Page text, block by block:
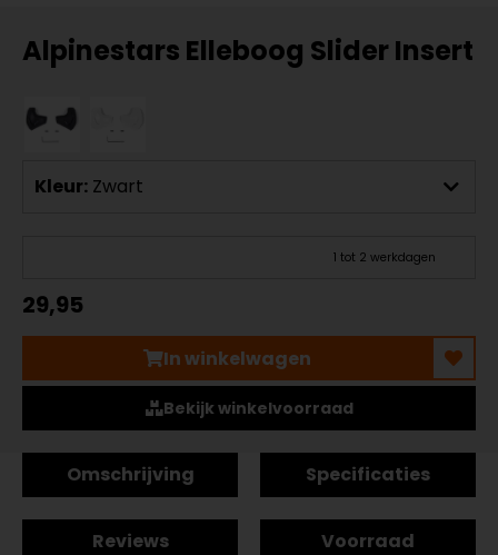
Alpinestars Elleboog Slider Insert
Kleur: Zwart
1 tot 2 werkdagen
29,95
In winkelwagen
Bekijk winkelvoorraad
Omschrijving Specificaties
Reviews Voorraad